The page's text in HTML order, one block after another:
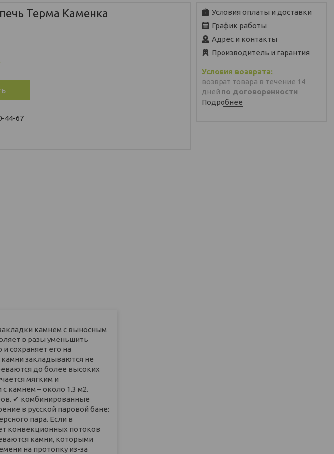
Терма Каменка
44-67
Условия оплаты и доставки
График работы
Адрес и контакты
Производитель и гарантия
возврат товара в течение 14
дней по договоренности
Подробнее
камнем с выносным
в разы уменьшить
сохраняет его на
закладываются не
до более высоких
мягким и
камнем – около 1.3 м2.
✔ комбинированные
в русской паровой бане:
пара. Если в
конвекционных потоков
камни, которыми
на протопку из-за